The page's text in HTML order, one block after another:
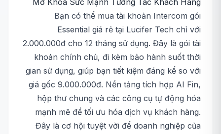
Mở Khóa Sức Mạnh Tương Tác Khách Hàng
Bạn có thể mua tài khoản Intercom gói
Essential giá rẻ tại Lucifer Tech chỉ với
2.000.000đ cho 12 tháng sử dụng. Đây là gói tài
khoản chính chủ, đi kèm bảo hành suốt thời
gian sử dụng, giúp bạn tiết kiệm đáng kể so với
giá gốc 9.000.000đ. Nền tảng tích hợp AI Fin,
hộp thư chung và các công cụ tự động hóa
mạnh mẽ để tối ưu hóa dịch vụ khách hàng.
Đây là cơ hội tuyệt vời để doanh nghiệp của